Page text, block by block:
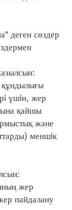
деген сөздер
үшiн, жер
қайшы
және
меншiк
жер
пайдалану